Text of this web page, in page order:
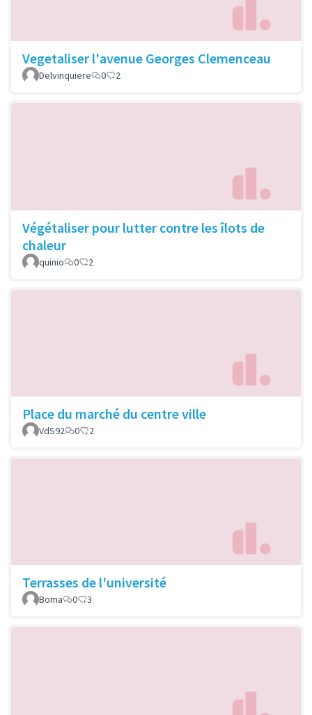
Vegetaliser l'avenue Georges Clemenceau
Delvinquiere 0 2
Végétaliser pour lutter contre les îlots de
chaleur
quinio 0 2
Place du marché du centre ville
VdS92 0 2
Terrasses de l'université
Boma 0 3